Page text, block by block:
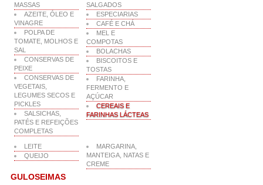
MASSAS
AZEITE, ÓLEO E
VINAGRE
POLPA DE
TOMATE, MOLHOS E
SAL
CONSERVAS DE
PEIXE
CONSERVAS DE
VEGETAIS,
LEGUMES SECOS E
PICKLES
SALSICHAS,
PATÉS E REFEIÇÕES
COMPLETAS
SALGADOS
ESPECIARIAS
CAFÉ E CHÁ
MEL E
COMPOTAS
BOLACHAS
BISCOITOS E
TOSTAS
FARINHA,
FERMENTO E
AÇÚCAR
CEREAIS E
FARINHAS LÁCTEAS
LEITE
QUEIJO
MARGARINA,
MANTEIGA, NATAS E
CREME
GULOSEIMAS